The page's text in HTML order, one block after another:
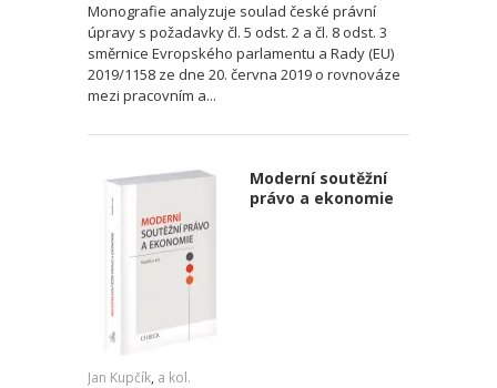
Monografie analyzuje soulad české právní
úpravy s požadavky čl. 5 odst. 2 a čl. 8 odst. 3
směrnice Evropského parlamentu a Rady (EU)
2019/1158 ze dne 20. června 2019 o rovnováze
mezi pracovním a...
Moderní soutěžní
právo a ekonomie
Jan Kupčík, a kol.